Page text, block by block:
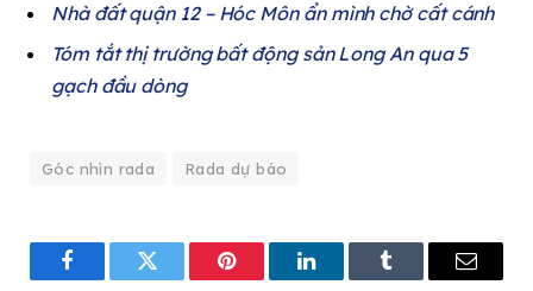
Nhà đất quận 12 – Hóc Môn ẩn mình chờ cất cánh
Tóm tắt thị trường bất động sản Long An qua 5
gạch đầu dòng
Góc nhìn rada Rada dự báo
FacebookTwitter Pinterest LinkedInTumblr Email